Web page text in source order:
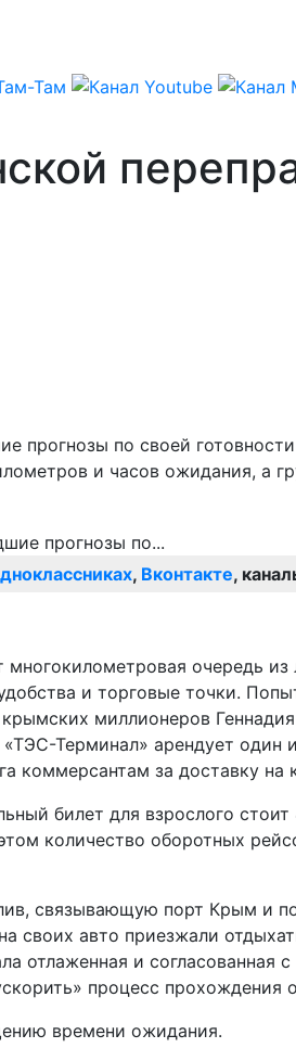
прогнозы по своей
и часов ожидания, а
, Вконтакте,
очередь из
и торговые точки.
миллионеров
Терминал» арендует один
коммерсантам за доставку на
билет для взрослого стоит
количество оборотных
связывающую порт Крым и
своих авто приезжали
отлаженная и согласованная
процесс прохождения
времени ожидания.